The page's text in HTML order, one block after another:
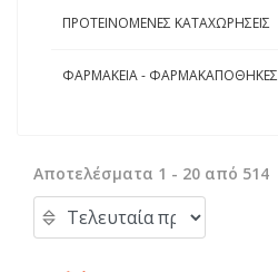
ΠΡΟΤΕΙΝΟΜΕΝΕΣ ΚΑΤΑΧΩΡΗΣΕΙΣ
ΦΑΡΜΑΚΕΙΑ - ΦΑΡΜΑΚΑΠΟΘΗΚΕΣ
Αποτελέσματα 1 - 20 από 514